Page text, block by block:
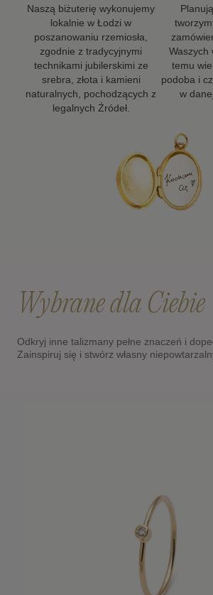
Naszą biżuterię wykonujemy
lokalnie w Łodzi w
poszanowaniu rzemiosła,
zgodnie z tradycyjnymi
technikami jubilerskimi ze
srebra, złota i kamieni
naturalnych, pochodzących z
legalnych Źródeł.
Waszych
temu
podoba i
w
Wybrane dla Ciebie
Odkryj inne talizmany pełne znaczeń i
Zainspiruj się i stwórz własny